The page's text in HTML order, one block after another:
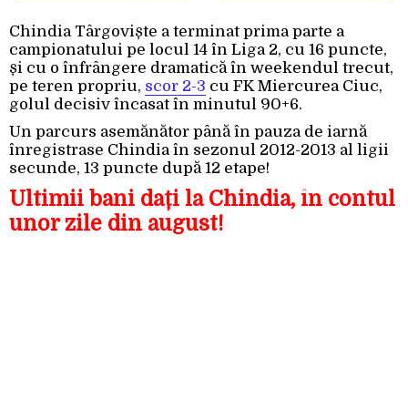
Chindia Târgoviște a terminat prima parte a
campionatului pe locul 14 în Liga 2, cu 16 puncte,
și cu o înfrângere dramatică în weekendul trecut,
pe teren propriu, scor 2-3 cu FK Miercurea Ciuc,
golul decisiv încasat în minutul 90+6.
Un parcurs asemănător până în pauza de iarnă
înregistrase Chindia în sezonul 2012-2013 al ligii
secunde, 13 puncte după 12 etape!
Ultimii bani dați la Chindia, în contul
unor zile din august!